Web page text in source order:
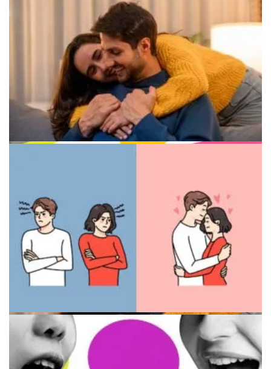
Минималистичный арт про эмоциональное выгорание